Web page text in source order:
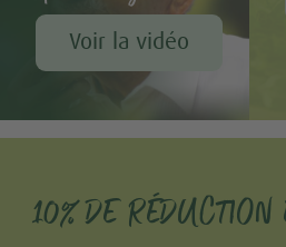
Voir la vidéo
10% DE RÉDUCTION